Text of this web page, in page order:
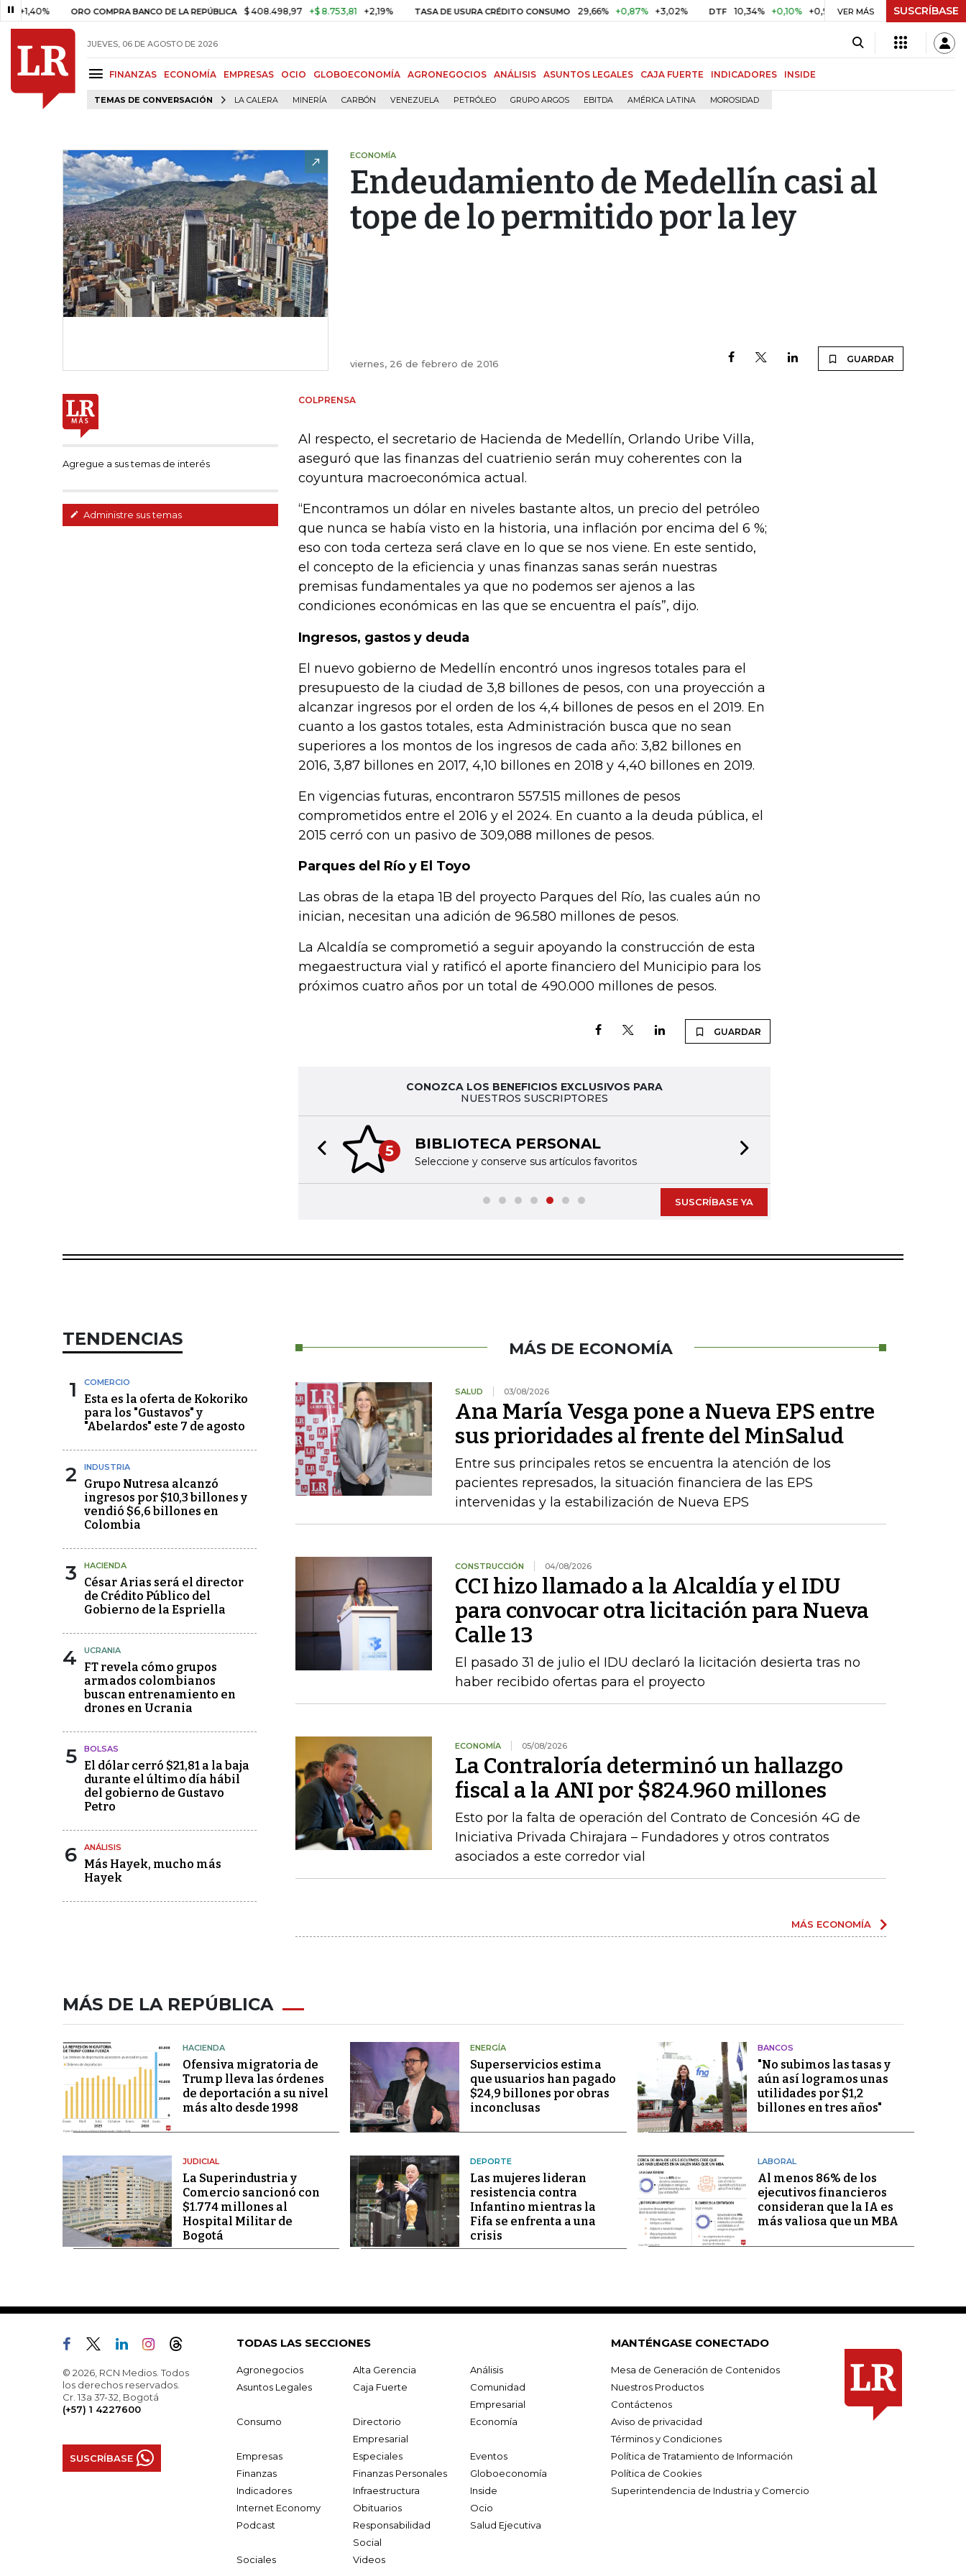
ORO COMPRA BANCO DE LA REPÚBLICA $ 408.498,97 +$ 8.753,81 +2,19% TASA DE USURA CRÉDITO CONSUMO 29,66% +0,87% +3,02% DTF 10,34% +0,10% +0,98% UVR $ 416,86 +$ 0,05 +0,01%
VER MÁS SUSCRÍBASE
JUEVES, 06 DE AGOSTO DE 2026
FINANZAS ECONOMÍA EMPRESAS OCIO GLOBOECONOMÍA AGRONEGOCIOS ANÁLISIS ASUNTOS LEGALES CAJA FUERTE INDICADORES INSIDE
TEMAS DE CONVERSACIÓN LA CALERA MINERÍA CARBÓN VENEZUELA PETRÓLEO GRUPO ARGOS EBITDA AMÉRICA LATINA MOROSIDAD
ECONOMÍA
Endeudamiento de Medellín casi al
tope de lo permitido por la ley
viernes, 26 de febrero de 2016 GUARDAR
Agregue a sus temas de interés
Administre sus temas
COLPRENSA
Al respecto, el secretario de Hacienda de Medellín, Orlando Uribe Villa,
aseguró que las finanzas del cuatrienio serán muy coherentes con la
coyuntura macroeconómica actual.
“Encontramos un dólar en niveles bastante altos, un precio del petróleo
que nunca se había visto en la historia, una inflación por encima del 6 %;
eso con toda certeza será clave en lo que se nos viene. En este sentido,
el concepto de la eficiencia y unas finanzas sanas serán nuestras
premisas fundamentales ya que no podemos ser ajenos a las
condiciones económicas en las que se encuentra el país”, dijo.
Ingresos, gastos y deuda
El nuevo gobierno de Medellín encontró unos ingresos totales para el
presupuesto de la ciudad de 3,8 billones de pesos, con una proyección a
alcanzar ingresos por el orden de los 4,4 billones de pesos en el 2019. En
cuanto a los gastos totales, esta Administración busca que no sean
superiores a los montos de los ingresos de cada año: 3,82 billones en
2016, 3,87 billones en 2017, 4,10 billones en 2018 y 4,40 billones en 2019.
En vigencias futuras, encontraron 557.515 millones de pesos
comprometidos entre el 2016 y el 2024. En cuanto a la deuda pública, el
2015 cerró con un pasivo de 309,088 millones de pesos.
Parques del Río y El Toyo
Las obras de la etapa 1B del proyecto Parques del Río, las cuales aún no
inician, necesitan una adición de 96.580 millones de pesos.
La Alcaldía se comprometió a seguir apoyando la construcción de esta
megaestructura vial y ratificó el aporte financiero del Municipio para los
próximos cuatro años por un total de 490.000 millones de pesos.
GUARDAR
CONOZCA LOS BENEFICIOS EXCLUSIVOS PARA
NUESTROS SUSCRIPTORES
5 BIBLIOTECA PERSONAL
Seleccione y conserve sus artículos favoritos
Previous slide
SUSCRÍBASE YA
TENDENCIAS
1 COMERCIO
Esta es la oferta de Kokoriko
para los "Gustavos" y
"Abelardos" este 7 de agosto
2 INDUSTRIA
Grupo Nutresa alcanzó
ingresos por $10,3 billones y
vendió $6,6 billones en
Colombia
3 HACIENDA
César Arias será el director
de Crédito Público del
Gobierno de la Espriella
4 UCRANIA
FT revela cómo grupos
armados colombianos
buscan entrenamiento en
drones en Ucrania
5 BOLSAS
El dólar cerró $21,81 a la baja
durante el último día hábil
del gobierno de Gustavo
Petro
6 ANÁLISIS
Más Hayek, mucho más
Hayek
MÁS DE ECONOMÍA
SALUD 03/08/2026
Ana María Vesga pone a Nueva EPS entre
sus prioridades al frente del MinSalud
Entre sus principales retos se encuentra la atención de los
pacientes represados, la situación financiera de las EPS
intervenidas y la estabilización de Nueva EPS
CONSTRUCCIÓN 04/08/2026
CCI hizo llamado a la Alcaldía y el IDU
para convocar otra licitación para Nueva
Calle 13
El pasado 31 de julio el IDU declaró la licitación desierta tras no
haber recibido ofertas para el proyecto
ECONOMÍA 05/08/2026
La Contraloría determinó un hallazgo
fiscal a la ANI por $824.960 millones
Esto por la falta de operación del Contrato de Concesión 4G de
Iniciativa Privada Chirajara – Fundadores y otros contratos
asociados a este corredor vial
MÁS ECONOMÍA
MÁS DE LA REPÚBLICA
HACIENDA
Ofensiva migratoria de
Trump lleva las órdenes
de deportación a su nivel
más alto desde 1998
ENERGÍA
Superservicios estima
que usuarios han pagado
$24,9 billones por obras
inconclusas
BANCOS
"No subimos las tasas y
aún así logramos unas
utilidades por $1,2
billones en tres años"
JUDICIAL
La Superindustria y
Comercio sancionó con
$1.774 millones al
Hospital Militar de
Bogotá
DEPORTE
Las mujeres lideran
resistencia contra
Infantino mientras la
Fifa se enfrenta a una
crisis
LABORAL
Al menos 86% de los
ejecutivos financieros
consideran que la IA es
más valiosa que un MBA
© 2026, RCN Medios. Todos
los derechos reservados.
Cr. 13a 37-32, Bogotá
(+57) 1 4227600
SUSCRÍBASE
TODAS LAS SECCIONES
Agronegocios Alta Gerencia
Análisis
Asuntos Legales
Caja Fuerte
Comunidad
Empresarial
Consumo
Directorio
Empresarial
Economía
Empresas Especiales
Eventos
Finanzas
Finanzas Personales
Globoeconomía
Indicadores
Infraestructura
Inside
Internet Economy
Obituarios
Ocio
Podcast
Responsabilidad
Social
Salud Ejecutiva
Sociales Videos
MANTÉNGASE CONECTADO
Mesa de Generación de Contenidos
Nuestros Productos
Contáctenos
Aviso de privacidad
Términos y Condiciones
Política de Tratamiento de Información
Política de Cookies
Superintendencia de Industria y Comercio